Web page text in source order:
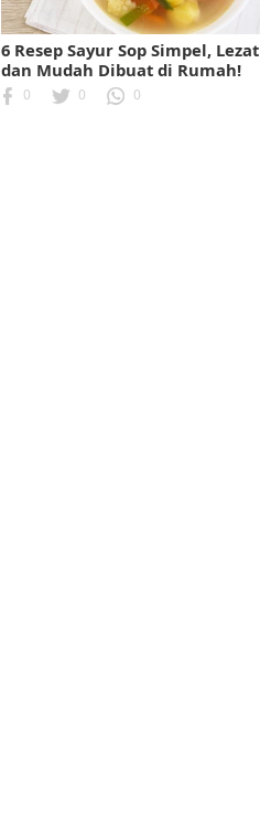
6 Resep Sayur Sop Simpel, Lezat
dan Mudah Dibuat di Rumah!
0 0 0